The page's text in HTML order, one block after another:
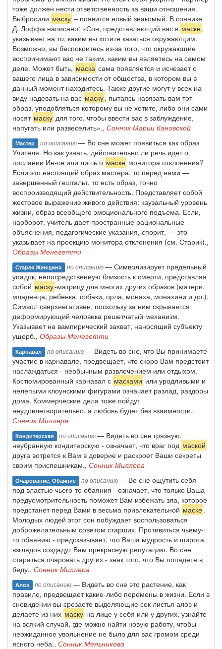
тоже должен нести ответственность за ваши отношения.
Выбросили маску – появится новый знакомый. В соннике
Д. Лоффа написано: «Сон, представляющий вас в маске,
указывает на то, каким вы хотите казаться окружающим.
Возможно, вы беспокоитесь из-за того, что окружающие
воспринимают вас не таким, каким вы являетесь на самом
деле. Может быть, маска сама появляется и исчезает с
вашего лица в зависимости от общества, в котором вы в
данный момент находитесь. Также другие могут у всех на
виду надевать на вас маску, пытаясь навязать вам тот
образ, уподобляться которому вы не хотите, либо они сами
носят маску для того, чтобы ввести вас в заблуждение,
напугать или развеселить»., Сонник Марии Кановской
Мастер по описанию— Во сне может появиться как образ
Учителя. Но как узнать, действитель­но ли речь идет о
послании Ин-се или лишь о маске монитора отклоне­ния?
Если это настоящий образ мастера, то перед нами —
завершенный гештальт, то есть образ, точно
воспроизводящий действительность. Представляет собой
жестовое выражение живого действия: каузальный уровень
жизни, образ всеобщего эмоционального подъема. Если,
на­оборот, учитель дает пространные рациональные
объяснения, педаго­гические указания, спорит, — это
указывает на проекцию монитора от­клонения (см. Старик).,
Образы Менегетти
Старая Женщина по описанию— Символизирует предельный
упадок, непосредственную близость к смер­ти, представляя
собой маску-матрицу для многих других образов (мате­ри,
младенца, ребенка, собаки, орла, монаха, монахини и др.).
Символ сверхнегативен, поскольку за ним скрывается
деформирующий чело­века решетчатый механизм.
Указывает на вампирический захват, нано­сящий субъекту
ущерб., Образы Менегетти
Карнавал по описанию— Видеть во сне, что Вы принимаете
участие в карнавале, предвещает, что скоро Вам предстоит
наслаждаться - необычным развлечением или отдыхом.
Костюмированный карнавал с масками или уродливыми и
нелепыми клоунскими фигурами означает разлад, раздоры
дома. Коммерческие дела тоже пойдут
неудовлетворительно, а любовь будет без взаимности.,
Сонник Миллера
Кондитерская по описанию— Видеть во сне грязную,
неубранную кондитерскую - означает, что враг под маской
друга вотрется к Вам в доверие и раскроет Ваши секреты
своим приспешникам., Сонник Миллера
Очарование, Обаяние по описанию— Во сне ощутить себя
под властью чьего-то обаяния - означает, что только Ваша
предусмотрительность поможет Вам избежать зла, которое
предстанет перед Вами в весьма привлекательной маске.
Молодых людей этот сон побуждает воспользоваться
доброжелательным советом старших. Противиться чьему-
то обаянию - предсказывает, что Ваша мудрость и широта
взглядов создадут Вам прекрасную репутацию. Во сне
стараться очаровать других - знак того, что Вы попадете в
беду., Сонник Миллера
Алоэ по описанию— Видеть во сне это растение, как
правило, предвещает какие-либо перемены в жизни. Если в
сновидении вы срезаете выделяющие сок листья алоэ и
делаете из них маску на лице у себя или у других, узнайте
на всякий случай, где можно найти новую работу, чтобы
неожиданное увольнение не было для вас громом среди
ясного неба., Сонник Мельникова